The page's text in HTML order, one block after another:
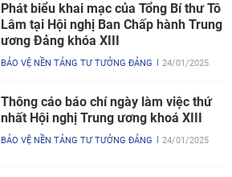
Phát biểu khai mạc của Tổng Bí thư Tô
Lâm tại Hội nghị Ban Chấp hành Trung
ương Đảng khóa XIII
BẢO VỆ NỀN TẢNG TƯ TƯỞNG ĐẢNG 24/01/2025
Thông cáo báo chí ngày làm việc thứ
nhất Hội nghị Trung ương khoá XIII
BẢO VỆ NỀN TẢNG TƯ TƯỞNG ĐẢNG 24/01/2025